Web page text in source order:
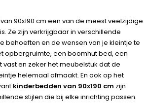
90x190 cm een van de meest veelzijdige
Ze zijn verkrijgbaar in verschillende
behoeften en de wensen van je kleintje te
opbergruimte, een boomhut bed, een
vast en zeker het meubelstuk dat de
helemaal afmaakt. En ook op het
kinderbedden van 90x190 cm zijn
stijlen die bij elke inrichting passen.